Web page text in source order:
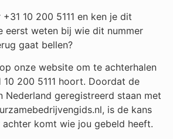
10 200 5111 en ken je dit
eerst weten bij wie dit nummer
gaat bellen?
onze website om te achterhalen
10 200 5111 hoort. Doordat de
Nederland geregistreerd staan met
is de kans
komt wie jou gebeld heeft.